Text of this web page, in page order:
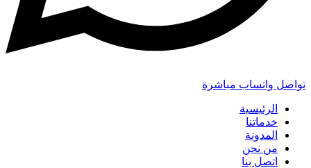
تواصل واتساب مباشرة
الرئيسية
خدماتنا
المدونة
من نحن
اتصل بنا